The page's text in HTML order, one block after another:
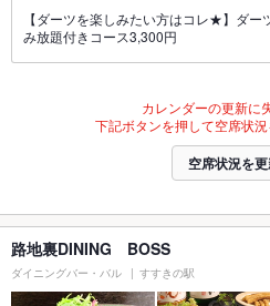
【ダーツを楽しみたい方はコレ★】ダ
み放題付きコース3,300円
カレンダーの更新に
下記ボタンを押して空席状況
空席状況を
路地裏DINING BOSS
ダイニングバー・バル すすきの駅